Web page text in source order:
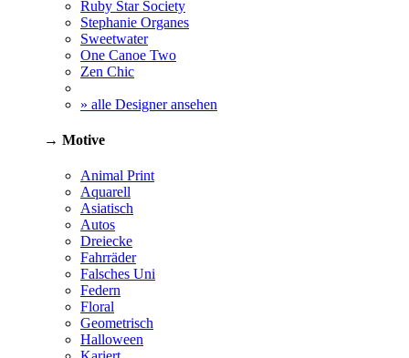
Ruby Star Society
Stephanie Organes
Sweetwater
One Canoe Two
Zen Chic
» alle Designer ansehen
→ Motive
Animal Print
Aquarell
Asiatisch
Autos
Dreiecke
Fahrräder
Falsches Uni
Federn
Floral
Geometrisch
Halloween